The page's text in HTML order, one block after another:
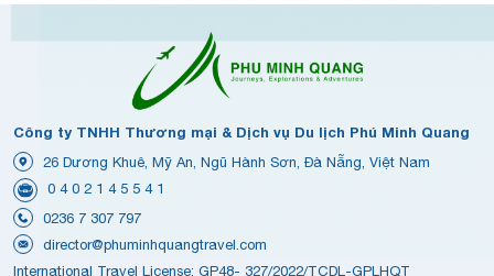
Công ty TNHH Thương mại & Dịch vụ Du lịch Phú Minh Quang
26 Dương Khuê, Mỹ An, Ngũ Hành Sơn, Đà Nẵng, Việt Nam
0 4 0 2 1 4 5 5 4 1
0236 7 307 797
director@phuminhquangtravel.com
International Travel License: GP48- 327/2022/TCDL-GPLHQT